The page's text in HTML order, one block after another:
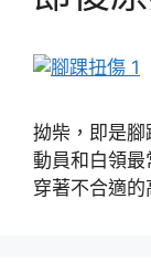
拗柴，即是
動員和白領
穿著不合適